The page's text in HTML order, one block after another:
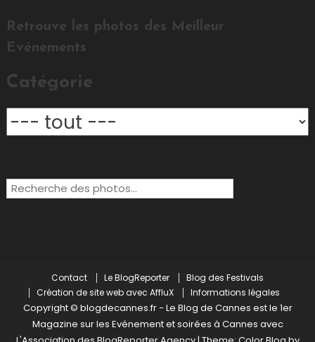
Retrouve les photos des Meilleur
Evénements
Catégorie
Rechercher:
Contact Le BlogReporter
Blog des Festivals
Création de site web avec AffluX
Informations légales
Copyright © blogdecannes.fr - Le Blog de Cannes est le 1er
Magazine sur les Evénement et soirées à Cannes avec